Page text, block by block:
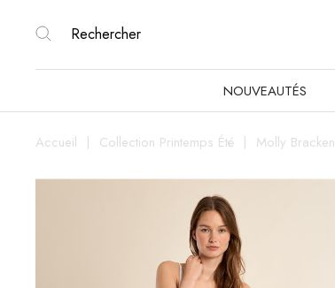
NOUVEAUTÉS
Accueil Collection Printemps Été Molly Bracken